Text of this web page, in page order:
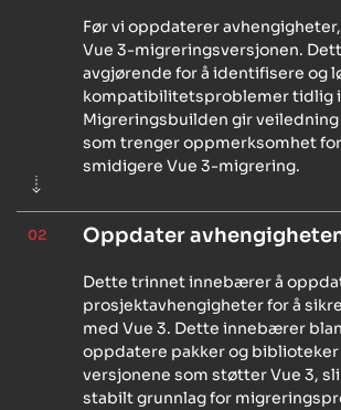
Før vi oppdaterer
Vue 3-migreringsversjonen.
avgjørende for å identifisere og
kompatibilitetsproblemer tidlig
Migreringsbuilden gir
som trenger oppmerksomhet
smidigere Vue 3-migrering.
02 Oppdater
Dette trinnet innebærer å
prosjektavhengigheter for å
med Vue 3. Dette innebærer
oppdatere pakker og
versjonene som støtter Vue 3,
stabilt grunnlag for